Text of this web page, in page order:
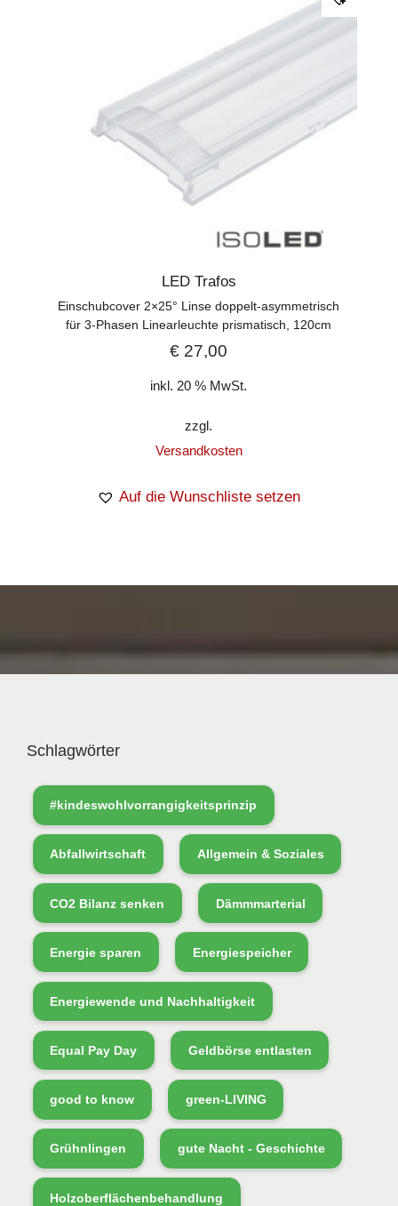
LED Trafos
Einschubcover 2×25° Linse doppelt-asymmetrisch
für 3-Phasen Linearleuchte prismatisch, 120cm
€ 27,00
inkl. 20 % MwSt.
zzgl.
Versandkosten
Auf die Wunschliste setzen
Schlagwörter
#kindeswohlvorrangigkeitsprinzip
Abfallwirtschaft Allgemein & Soziales
CO2 Bilanz senken Dämmmarterial
Energie sparen Energiespeicher
Energiewende und Nachhaltigkeit
Equal Pay Day Geldbörse entlasten
good to know green-LIVING
Grühnlingen gute Nacht - Geschichte
Holzoberflächenbehandlung